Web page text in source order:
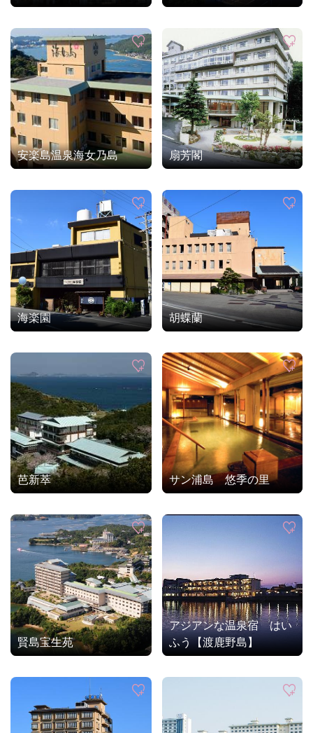
安楽島温泉海女乃島 扇芳閣
海楽園 胡蝶蘭
芭新萃 サン浦島 悠季の里
賢島宝生苑
アジアンな温泉宿 はい
ふう【渡鹿野島】